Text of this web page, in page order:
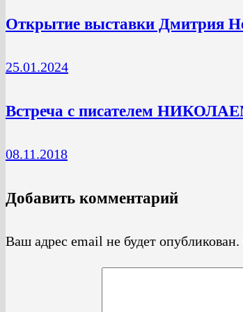
Открытие выставки Дмитрия
25.01.2024
Встреча с писателем
08.11.2018
Добавить комментарий
Ваш адрес email не будет опубликован.